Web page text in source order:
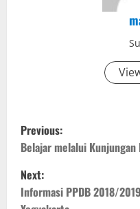
P
o
s
Previous:
Belajar melalui
Next:
Informasi PPDB 2018/